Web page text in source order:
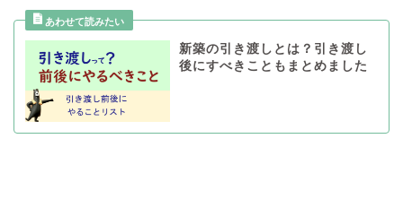
新築の引き渡しとは？引き渡し
後にすべきこともまとめました